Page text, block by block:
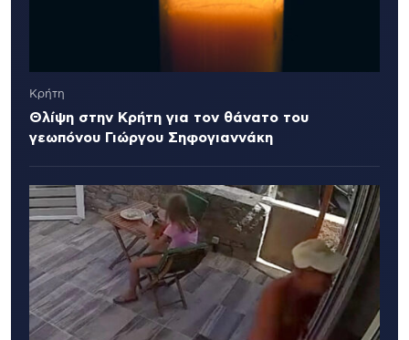
Κρήτη
Θλίψη στην Κρήτη για τον θάνατο του
γεωπόνου Γιώργου Σηφογιαννάκη